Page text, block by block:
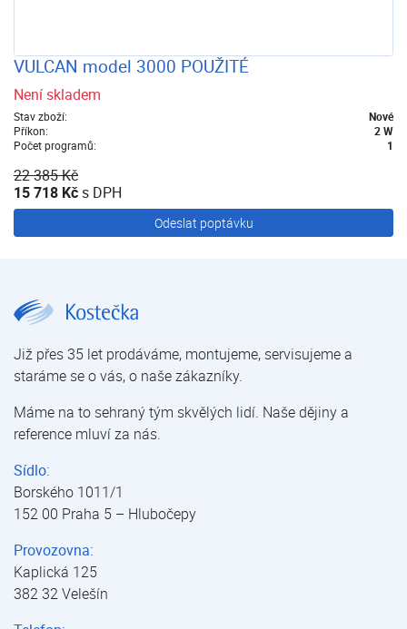
VULCAN model 3000 POUŽITÉ
Není skladem
Stav zboží:
Nové
Příkon:
2 W
Počet programů:
1
22 385 Kč
15 718 Kčs DPH
Odeslat poptávku
Již přes 35 let prodáváme, montujeme, servisujeme a
staráme se o vás, o naše zákazníky.
Máme na to sehraný tým skvělých lidí. Naše dějiny a
reference mluví za nás.
Sídlo:
Borského 1011/1
152 00 Praha 5 – Hlubočepy
Provozovna:
Kaplická 125
382 32 Velešín